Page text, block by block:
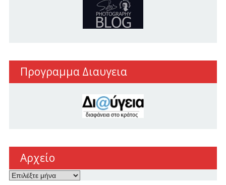
Προγραμμα Διαυγεια
Αρχείο
Αρχείο